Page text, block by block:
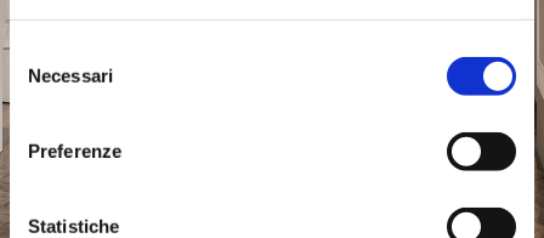
Selezione
del
consenso
Necessari
Preferenze
Statistiche